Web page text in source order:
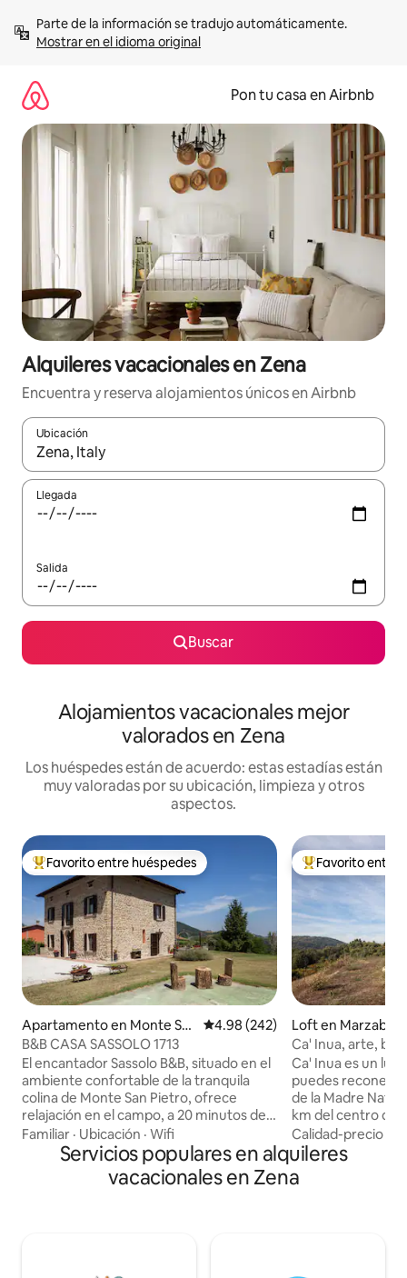
contenidoMostrar en el idioma original
Pon tu casa en Airbnb
Alquileres vacacionales en Zena
Encuentra y reserva alojamientos únicos en Airbnb
Ubicación
Cuando los resultados estén disponibles, navega con las
Llegada
Salida
Buscar
Alojamientos vacacionales mejor
valorados en Zena
Los huéspedes están de acuerdo: estas estadías están
muy valoradas por su ubicación, limpieza y otros
aspectos.
Favorito entre huéspedes preferido
Favorito entre huéspedes
Apartamento en Monte Sa
n Pietro
Calificación promedio: 4.98 de
4.98 (242)
B&B CASA SASSOLO 1713
El encantador Sassolo B&B, situado en el
ambiente confortable de la tranquila
colina de Monte San Pietro, ofrece
relajación en el campo, a 20 minutos del
centro de Bolonia, donde podrás
relajarte y disfrutar de comida, vino y
recorridos culturales. A pocos
kilómetros encontrarás 2 campos de
Familiar · Ubicación · Wifi
Favorito entre
Favorito entre
Loft en
Ca' Inua, arte,
Ca' Inua es un
puedes
de la Madre
km del centro de
antiguo granero
acabado en
apartamento de
unas vistas
Calidad-precio
Servicios populares en alquileres
vacacionales en Zena